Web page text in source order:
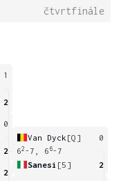
čtvrtfinále
1
2
0
2
2
Van Dyck [Q]
0
62 -7, 6 6-7
Sanesi [5] 2